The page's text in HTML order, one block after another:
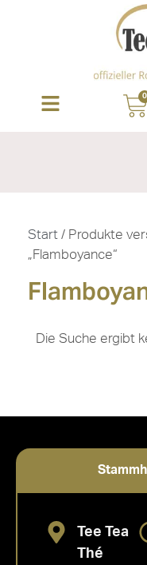
0
Start / Produkte
„Flamboyance“
Die Suche ergibt
Tee Tea
Thé